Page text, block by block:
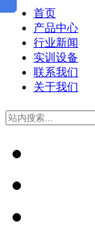
首页
产品中心
行业新闻
实训设备
联系我们
关于我们